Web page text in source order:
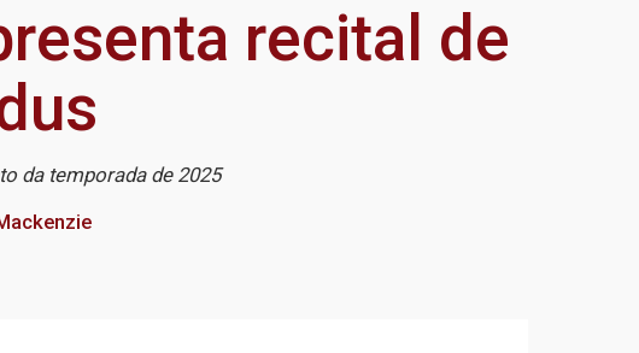
recital de
da temporada de 2025